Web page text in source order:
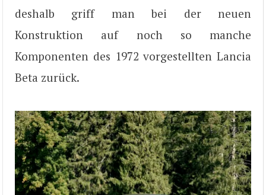
deshalb griff man bei der neuen
Konstruktion auf noch so manche
Komponenten des 1972 vorgestellten Lancia
Beta zurück.